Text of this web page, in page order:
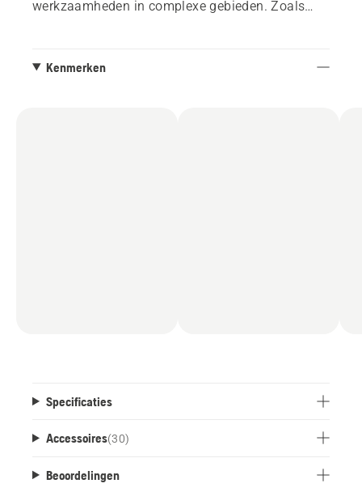
werkzaamheden in complexe gebieden. Zoals
tot 137 cm.
Kenmerken
Specificaties
Accessoires(30)
Beoordelingen